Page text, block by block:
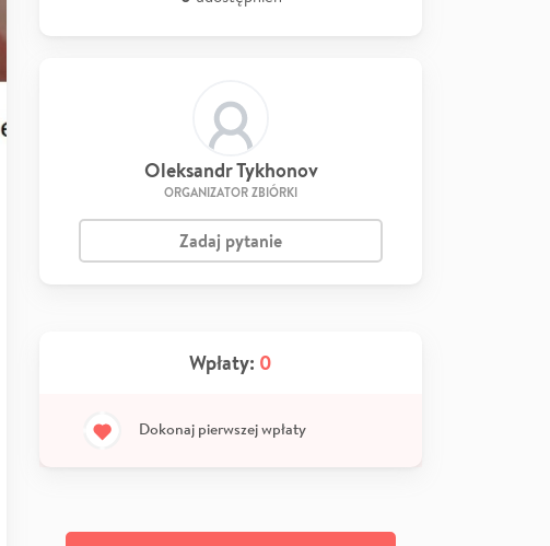
Oleksandr Tykhonov
ORGANIZATOR ZBIÓRKI
Zadaj pytanie
Wpłaty: 0
Dokonaj pierwszej wpłaty